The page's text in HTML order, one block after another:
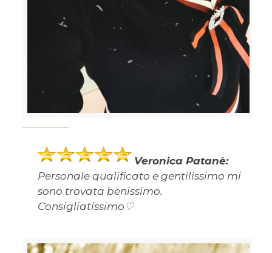
Veronica Patanè:
Personale qualificato e gentilissimo mi
sono trovata benissimo.
Consigliatissimo♡